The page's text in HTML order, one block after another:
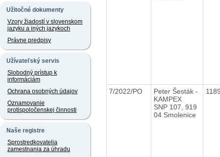
Užitočné dokumenty
Vzory žiadostí v slovenskom
jazyku a iných jazykoch
Právne predpisy
Užívateľský servis
Slobodný prístup k
informáciám
Ochrana osobných údajov
Oznamovanie
protispoločenskej činnosti
Naše registre
Sprostredkovatelia
zamestnania za úhradu
7/2022/PO
Peter Šesták -
KAMPEX
SNP 107, 919
04 Smolenice